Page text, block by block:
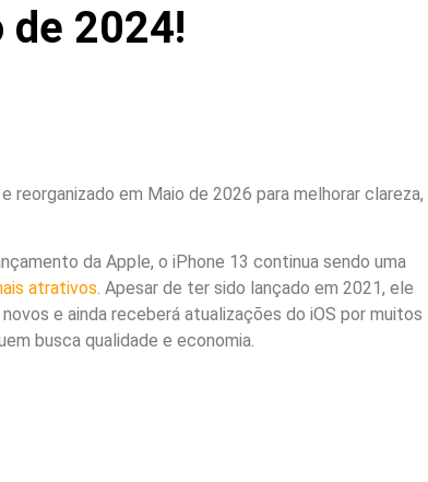
de 2024!
reorganizado em Maio de 2026 para melhorar clareza,
da Apple, o iPhone 13 continua sendo uma
atrativos. Apesar de ter sido lançado em 2021, ele
e ainda receberá atualizações do iOS por muitos
busca qualidade e economia.